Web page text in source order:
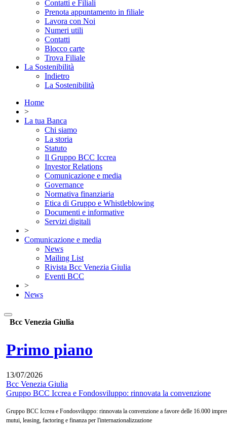
Contatti e Filiali
Prenota appuntamento in filiale
Lavora con Noi
Numeri utili
Contatti
Blocco carte
Trova Filiale
La Sostenibilità
Indietro
La Sostenibilità
Home
>
La tua Banca
Chi siamo
La storia
Statuto
Il Gruppo BCC Iccrea
Investor Relations
Comunicazione e media
Governance
Normativa finanziaria
Etica di Gruppo e Whistleblowing
Documenti e informative
Servizi digitali
>
Comunicazione e media
News
Mailing List
Rivista Bcc Venezia Giulia
Eventi BCC
>
News
Bcc Venezia Giulia
Primo piano
13/07/2026
Bcc Venezia Giulia
Gruppo BCC Iccrea e Fondosviluppo: rinnovata la convenzione
Gruppo BCC Iccrea e Fondosviluppo: rinnovata la convenzione a favore delle 16.000
mutui, leasing, factoring e finanza per l'internazionalizzazione